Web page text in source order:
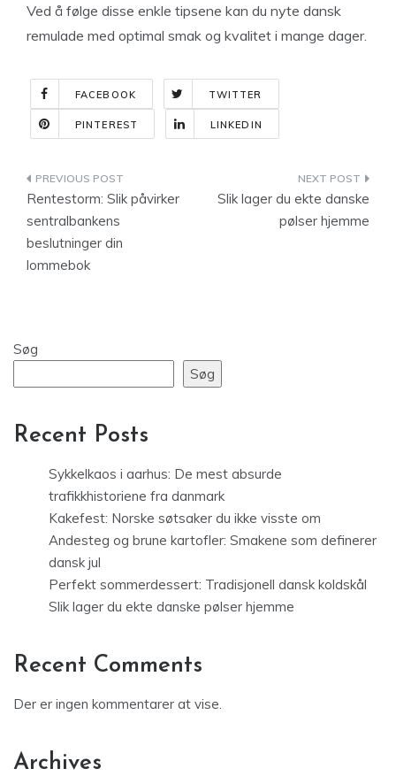
Ved å følge disse enkle tipsene kan du nyte dansk
remulade med optimal smak og kvalitet i mange dager.
FACEBOOK TWITTER
PINTEREST LINKEDIN
Indlægsnavigation
Rentestorm: Slik påvirker
sentralbankens
beslutninger din
lommebok
Slik lager du ekte danske
pølser hjemme
Søg
Søg
Recent Posts
Sykkelkaos i aarhus: De mest absurde
trafikkhistoriene fra danmark
Kakefest: Norske søtsaker du ikke visste om
Andesteg og brune kartofler: Smakene som definerer
dansk jul
Perfekt sommerdessert: Tradisjonell dansk koldskål
Slik lager du ekte danske pølser hjemme
Recent Comments
Der er ingen kommentarer at vise.
Archives